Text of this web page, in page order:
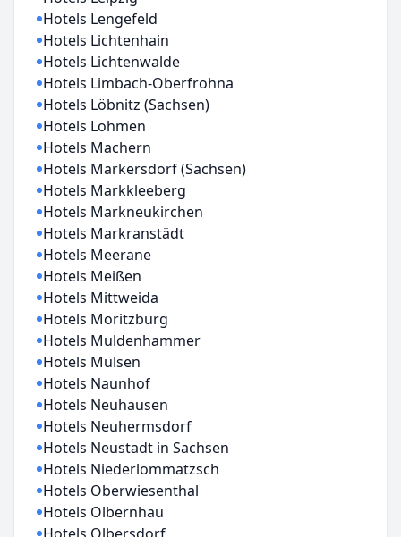
Hotels Lengefeld
Hotels Lichtenhain
Hotels Lichtenwalde
Hotels Limbach-Oberfrohna
Hotels Löbnitz (Sachsen)
Hotels Lohmen
Hotels Machern
Hotels Markersdorf (Sachsen)
Hotels Markkleeberg
Hotels Markneukirchen
Hotels Markranstädt
Hotels Meerane
Hotels Meißen
Hotels Mittweida
Hotels Moritzburg
Hotels Muldenhammer
Hotels Mülsen
Hotels Naunhof
Hotels Neuhausen
Hotels Neuhermsdorf
Hotels Neustadt in Sachsen
Hotels Niederlommatzsch
Hotels Oberwiesenthal
Hotels Olbernhau